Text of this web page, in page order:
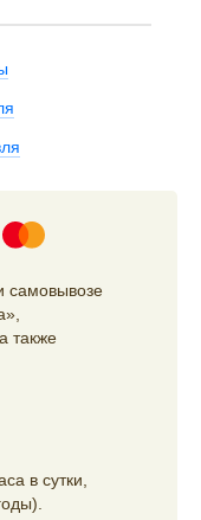
самовывозе
также
в сутки,